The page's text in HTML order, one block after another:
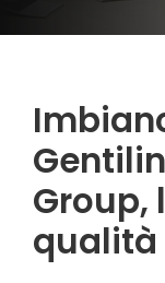
Group,
qualità